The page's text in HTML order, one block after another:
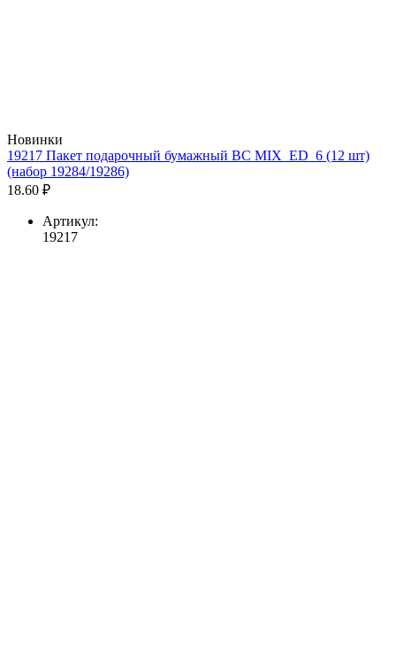
Новинки
19217 Пакет подарочный бумажный BC MIX_ED_6 (12 шт)
(набор 19284/19286)
18.60 ₽
Артикул:
19217